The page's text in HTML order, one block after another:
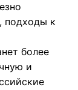
подходы к
более
и